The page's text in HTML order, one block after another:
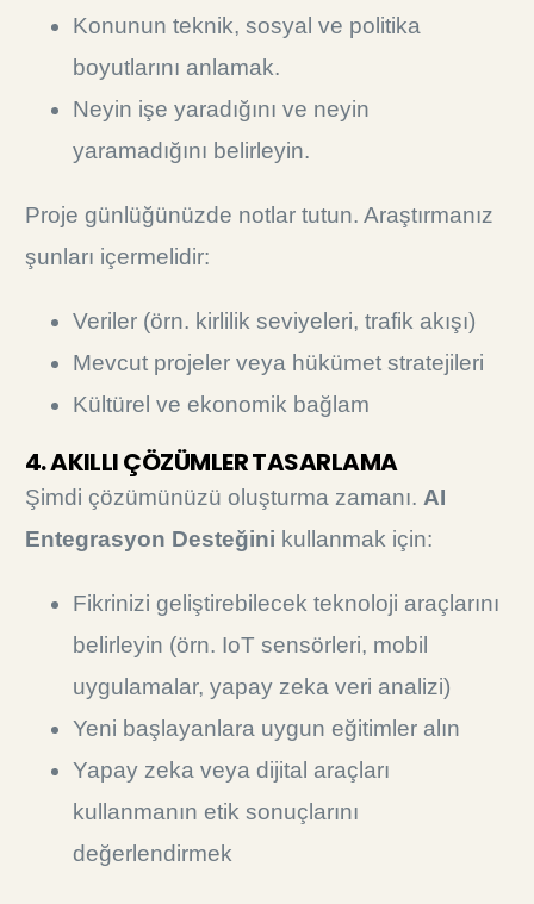
Konunun teknik, sosyal ve politika
boyutlarını anlamak.
Neyin işe yaradığını ve neyin
yaramadığını belirleyin.
Proje günlüğünüzde notlar tutun. Araştırmanız
şunları içermelidir:
Veriler (örn. kirlilik seviyeleri, trafik akışı)
Mevcut projeler veya hükümet stratejileri
Kültürel ve ekonomik bağlam
4. AKILLI ÇÖZÜMLER TASARLAMA
Şimdi çözümünüzü oluşturma zamanı. AI
Entegrasyon Desteğini kullanmak için:
Fikrinizi geliştirebilecek teknoloji araçlarını
belirleyin (örn. IoT sensörleri, mobil
uygulamalar, yapay zeka veri analizi)
Yeni başlayanlara uygun eğitimler alın
Yapay zeka veya dijital araçları
kullanmanın etik sonuçlarını
değerlendirmek